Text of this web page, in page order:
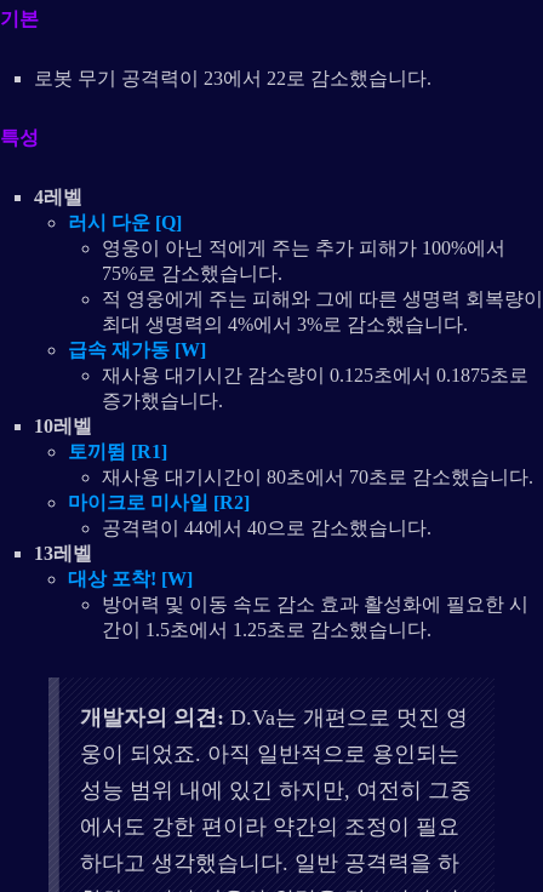
기본
로봇 무기 공격력이 23에서 22로 감소했습니다.
특성
4레벨
러시 다운 [Q]
영웅이 아닌 적에게 주는 추가 피해가 100%에서
75%로 감소했습니다.
적 영웅에게 주는 피해와 그에 따른 생명력 회복량이
최대 생명력의 4%에서 3%로 감소했습니다.
급속 재가동 [W]
재사용 대기시간 감소량이 0.125초에서 0.1875초로
증가했습니다.
10레벨
토끼뜀 [R1]
재사용 대기시간이 80초에서 70초로 감소했습니다.
마이크로 미사일 [R2]
공격력이 44에서 40으로 감소했습니다.
13레벨
대상 포착! [W]
방어력 및 이동 속도 감소 효과 활성화에 필요한 시
간이 1.5초에서 1.25초로 감소했습니다.
개발자의 의견:D.Va는 개편으로 멋진 영
웅이 되었죠. 아직 일반적으로 용인되는
성능 범위 내에 있긴 하지만, 여전히 그중
에서도 강한 편이라 약간의 조정이 필요
하다고 생각했습니다. 일반 공격력을 하